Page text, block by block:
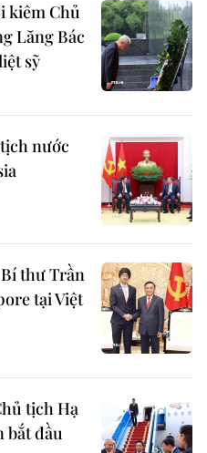
kiêm Chủ
Lăng Bác
sỹ
nước
thư Trần
tại Việt
tịch Hạ
bắt đầu